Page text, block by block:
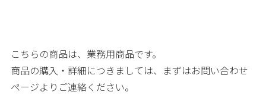
こちらの商品は、業務用商品です。
商品の購入・詳細につきましては、まずはお問い合わせ
ページよりご連絡ください。